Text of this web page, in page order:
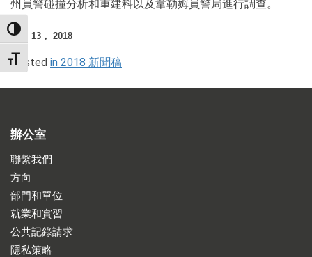
TOGGLE HIGH CONTRAST
TOGGLE FONT SIZE
州員警碰撞分析和重建科以及韋勒姆員警局進行調查。
八月 13， 2018
Posted in 2018 新聞稿
辦公室
聯繫我們
方向
部門和單位
就業和實習
公共記錄請求
隱私策略